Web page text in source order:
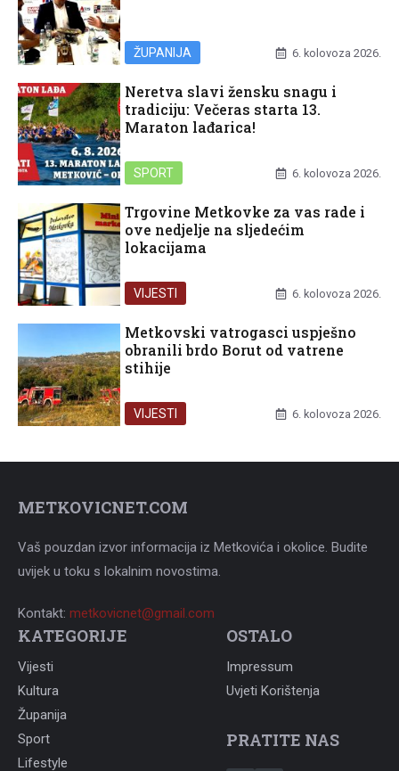
ŽUPANIJA 6. kolovoza 2026.
Neretva slavi žensku snagu i
tradiciju: Večeras starta 13.
Maraton lađarica!
SPORT 6. kolovoza 2026.
Trgovine Metkovke za vas rade i
ove nedjelje na sljedećim
lokacijama
VIJESTI 6. kolovoza 2026.
Metkovski vatrogasci uspješno
obranili brdo Borut od vatrene
stihije
VIJESTI 6. kolovoza 2026.
METKOVICNET.COM
Vaš pouzdan izvor informacija iz Metkovića i okolice. Budite
uvijek u toku s lokalnim novostima.
Kontakt: metkovicnet@gmail.com
KATEGORIJE
Vijesti
Kultura
Županija
Sport
Lifestyle
OSTALO
Impressum
Uvjeti Korištenja
PRATITE NAS